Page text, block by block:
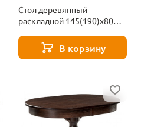
Стол деревянный
раскладной 145(190)x80
матовый 620598В корзину